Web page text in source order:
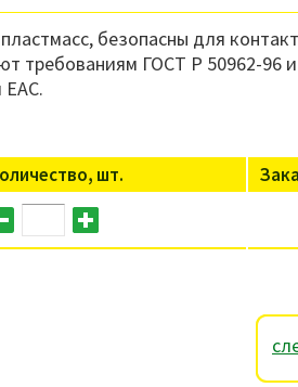
безопасны для
требованиям ГОСТ Р 50962-96 и
ЕАС.
шт.